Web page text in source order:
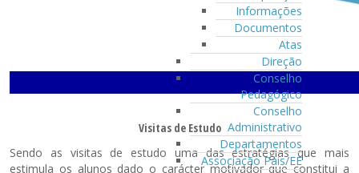
Informações
Documentos
Atas
Direção
Conselho
Pedagógico
Conselho
Administrativo
Departamentos
Associação Pais/EE
Visitas de Estudo
Sendo as visitas de estudo uma das estratégias que mais
estimula os alunos dado o carácter motivador que constitui a